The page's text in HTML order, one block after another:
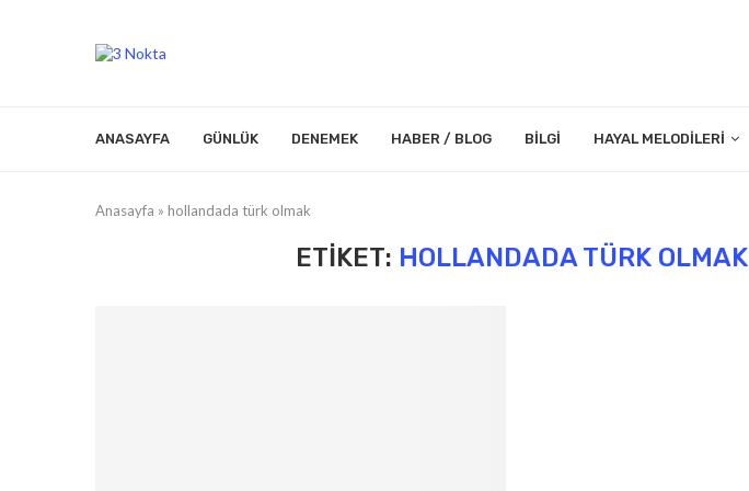
ANASAYFA GÜNLÜK DENEMEK HABER / BLOG BILGI HAYAL MELODILERI
Anasayfa » hollandada türk olmak
ETIKET: HOLLANDADA TÜRK OLMAK